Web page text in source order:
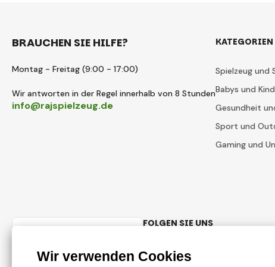
BRAUCHEN SIE HILFE?
Montag - Freitag (9:00 - 17:00)
Wir antworten in der Regel innerhalb von 8 Stunden
info@rajspielzeug.de
KATEGORIEN
Spielzeug und
Babys und
Gesundheit
Sport und
Gaming und
FOLGEN SIE UNS